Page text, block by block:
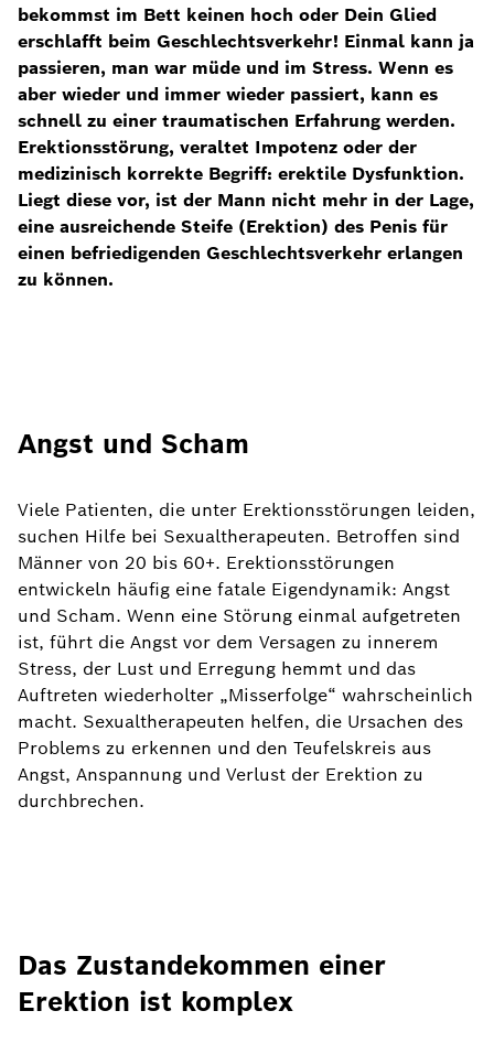
bekommst im Bett keinen hoch oder Dein Glied
erschlafft beim Geschlechtsverkehr! Einmal kann ja
passieren, man war müde und im Stress. Wenn es
aber wieder und immer wieder passiert, kann es
schnell zu einer traumatischen Erfahrung werden.
Erektionsstörung, veraltet Impotenz oder der
medizinisch korrekte Begriff: erektile Dysfunktion.
Liegt diese vor, ist der Mann nicht mehr in der Lage,
eine ausreichende Steife (Erektion) des Penis für
einen befriedigenden Geschlechtsverkehr erlangen
zu können.
Angst und Scham
Viele Patienten, die unter Erektionsstörungen leiden,
suchen Hilfe bei Sexualtherapeuten. Betroffen sind
Männer von 20 bis 60+. Erektionsstörungen
entwickeln häufig eine fatale Eigendynamik: Angst
und Scham. Wenn eine Störung einmal aufgetreten
ist, führt die Angst vor dem Versagen zu innerem
Stress, der Lust und Erregung hemmt und das
Auftreten wiederholter „Misserfolge“ wahrscheinlich
macht. Sexualtherapeuten helfen, die Ursachen des
Problems zu erkennen und den Teufelskreis aus
Angst, Anspannung und Verlust der Erektion zu
durchbrechen.
Das Zustandekommen einer
Erektion ist komplex